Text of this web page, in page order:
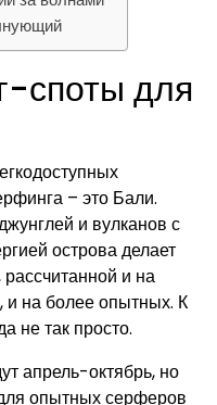
споты для
– это Бали.
и вулканов с
острова делает
и на
и на более опытных. К
не так просто.
апрель-октябрь, но
опытных серферов